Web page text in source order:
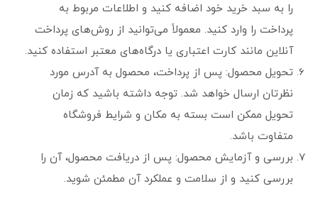
را به سبد خرید خود اضافه کنید و اطلاعات مربوط به
پرداخت را وارد کنید. معمولاً می‌توانید از روش‌های پرداخت
آنلاین مانند کارت اعتباری یا درگاه‌های معتبر استفاده کنید.
تحویل محصول: پس از پرداخت، محصول به آدرس مورد
نظرتان ارسال خواهد شد. توجه داشته باشید که زمان
تحویل ممکن است بسته به مکان و شرایط فروشگاه
متفاوت باشد.
بررسی و آزمایش محصول: پس از دریافت محصول، آن را
بررسی کنید و از سلامت و عملکرد آن مطمئن شوید.